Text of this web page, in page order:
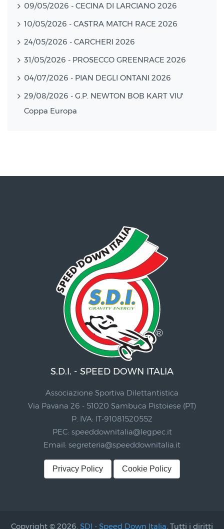
09/05/2026 - CECINA DI LARCIANO 2026
10/05/2026 - CASTRA MATCH RACE 2026
24/05/2026 - CARCHERI 2026
31/05/2026 - PROSECCO GREENRACE 2026
04/07/2026 - PIAN DEGLI ONTANI 2026
29/08/2026 - G.P. NEWTON BOB KART VIU'
Coppa Europa
S.D.I. - SPEED DOWN ITALIA
Associazione Sportiva Dilettantistica
Via Pavana 26 - 51020 Sambuca Pistoiese (PT)
P. IVA: IT-91081520552
PEC: speeddownitalia@legpec.it
Email: segreteria@speeddownitalia.it
Privacy Policy Cookie Policy
Copyright © 2026, SDI - Speed Down Italia. Tutti i diritti